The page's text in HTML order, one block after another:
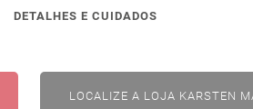
DETALHES E CUIDADOS
LOCALIZE A LOJA KARSTEN